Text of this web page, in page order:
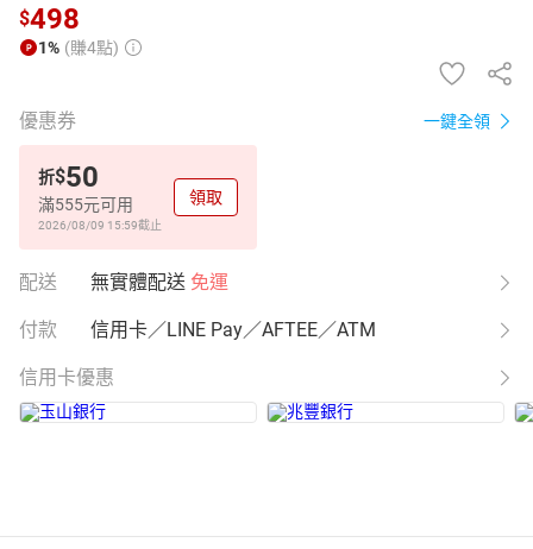
$498
1% (賺4點)
優惠券 一鍵全領
折$50
滿555元可用
2026/08/09 15:59截止
領取
配送 無實體配送 免運
付款 信用卡／LINE Pay／AFTEE／ATM
信用卡優惠